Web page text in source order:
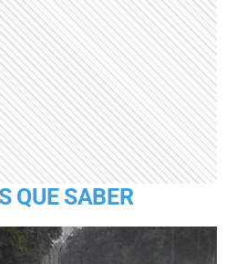
QUE SABER